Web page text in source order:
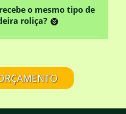
o mesmo tipo de
roliça?
sem tratamento?